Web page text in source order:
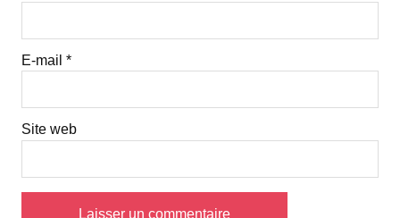
E-mail *
Site web